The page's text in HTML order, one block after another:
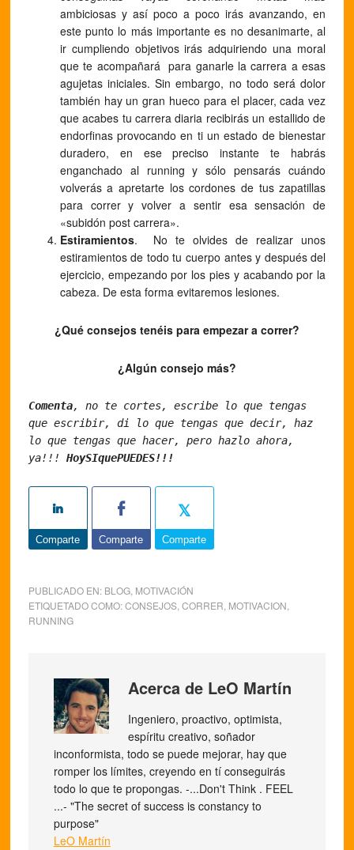
ambiciosas y así poco a poco irás avanzando, en
este punto lo más importante es no desanimarte, al
ir cumpliendo objetivos irás adquiriendo una moral
que te acompañará para ganarle la carrera a esas
agujetas iniciales. Sin embargo, no todo será dolor
también hay un gran hueco para el placer, cada vez
que acabes tu carrera diaria recibirás un estallido de
endorfinas provocando en ti un estado de bienestar
duradero, en ese preciso instante te habrás
enganchado al running y sólo pensarás cuándo
volverás a apretarte los cordones de tus zapatillas
para correr y volver a sentir esa sensación de
«subidón post carrera».
Estiramientos. No te olvides de realizar unos
estiramientos de todo tu cuerpo antes y después del
ejercicio, empezando por los pies y acabando por la
cabeza. De esta forma evitaremos lesiones.
¿Qué consejos tenéis para empezar a correr?
¿Algún consejo más?
Comenta, no te cortes, escribe lo que tengas
que escribir, di lo que tengas que decir, haz
lo que tengas que hacer, pero hazlo ahora,
ya!!! HoySIquePUEDES!!!
Comparte Comparte Comparte
PUBLICADO EN: BLOG, MOTIVACIÓN
ETIQUETADO COMO:CONSEJOS, CORRER MOTIVACION
RUNNING
Acerca de LeO Martín
Ingeniero, proactivo, optimista,
espíritu creativo, soñador
inconformista, todo se puede mejorar, hay que
romper los límites, creyendo en tí conseguirás
todo lo que te propongas. -...Don't Think . FEEL
...- "The secret of success is constancy to
purpose"
LeO Martín